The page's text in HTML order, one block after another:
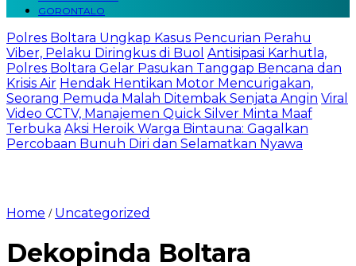
GORONTALO
Polres Boltara Ungkap Kasus Pencurian Perahu
Viber, Pelaku Diringkus di Buol Antisipasi Karhutla,
Polres Boltara Gelar Pasukan Tanggap Bencana dan
Krisis Air Hendak Hentikan Motor Mencurigakan,
Seorang Pemuda Malah Ditembak Senjata Angin Viral
Video CCTV, Manajemen Quick Silver Minta Maaf
Terbuka Aksi Heroik Warga Bintauna: Gagalkan
Percobaan Bunuh Diri dan Selamatkan Nyawa
Home / Uncategorized
Dekopinda Boltara